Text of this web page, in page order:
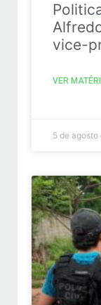
vice-
VER
5 de agosto